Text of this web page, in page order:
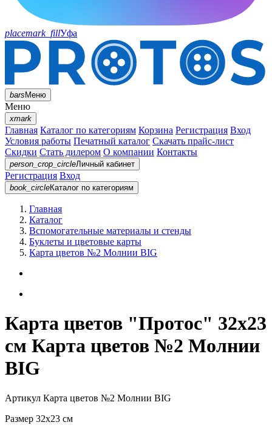
placemark_fillУфа
barsМеню
Меню
xmark
Главная Каталог по категориям Корзина Регистрация Вход
Условия работы Печатный каталог Скачать прайс-лист
Скидки Стать дилером О компании Контакты
person_crop_circleЛичный кабинет
Регистрация Вход
book_circleКаталог по категориям
Главная
Каталог
Вспомогательные материалы и стенды
Буклеты и цветовые карты
Карта цветов №2 Молнии BIG
Карта цветов "Протос" 32х23
см Карта цветов №2 Молнии
BIG
Артикул Карта цветов №2 Молнии BIG
Размер 32х23 см